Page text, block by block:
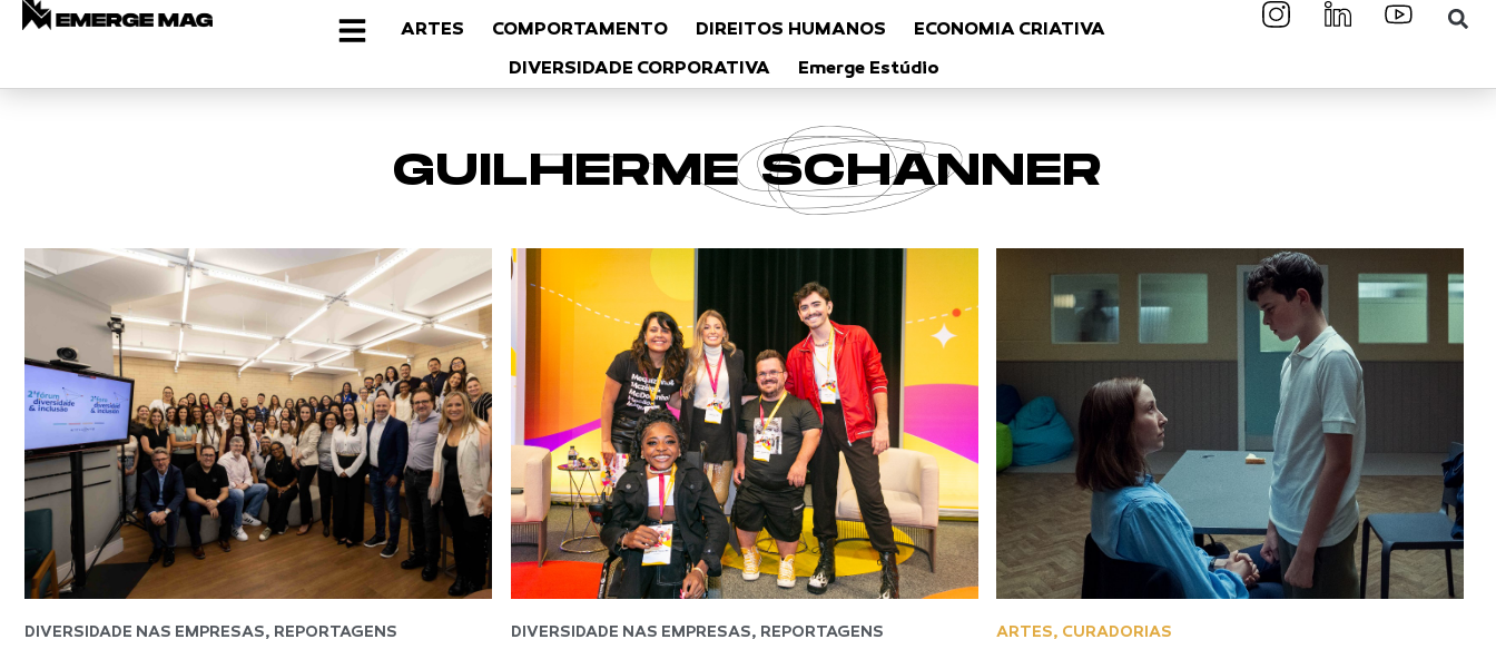
ARTES COMPORTAMENTO DIREITOS HUMANOS
ECONOMIA CRIATIVA
DIVERSIDADE CORPORATIVA
Emerge Estúdio
GUILHERME SCHANNER
DIVERSIDADE NAS EMPRESAS, REPORTAGENS DIVERSIDADE NAS EMPRESAS, REPORTAGENS ARTES, CURADORIAS